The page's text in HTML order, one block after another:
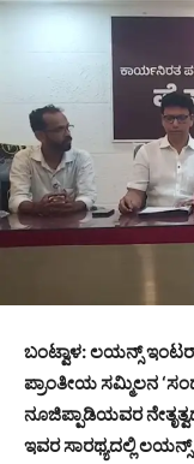
ಬಂಟ್ವಾಳ: ಲಯನ್ಸ್
ಪ್ರಾಂತೀಯ ಸಮ್ಮಿಲನ
ನೂಜಿಪ್ಪಾಡಿಯವರ
ಇವರ ಸಾರಥ್ಯದಲ್ಲಿ ಲಯನ್ಸ್